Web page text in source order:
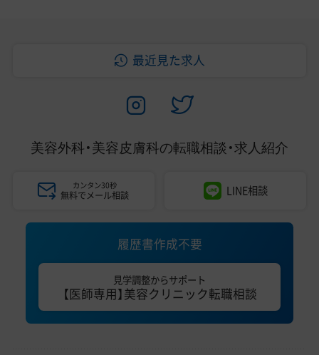
最近見た求人
美容外科・美容皮膚科の転職相談・求人紹介
カンタン30秒
無料でメール相談 LINE相談
履歴書作成不要
見学調整からサポート
【医師専用】美容クリニック転職相談